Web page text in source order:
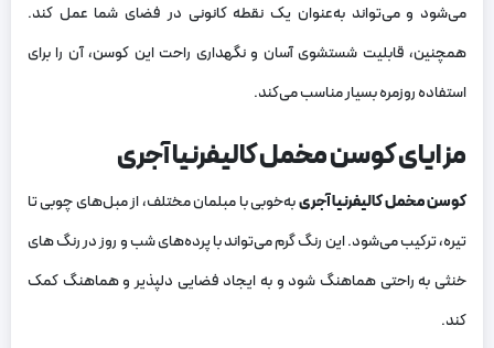
می‌شود و می‌تواند به‌عنوان یک نقطه کانونی در فضای شما عمل کند.
همچنین، قابلیت شستشوی آسان و نگهداری راحت این کوسن، آن را برای
استفاده روزمره بسیار مناسب می‌کند.
مزایای کوسن مخمل کالیفرنیا آجری
کوسن مخمل کالیفرنیا آجریبه‌خوبی با مبلمان مختلف، از مبل‌های چوبی تا
تیره، ترکیب می‌شود. این رنگ گرم می‌تواند با پرده‌های شب و روز در رنگ های
خنثی به راحتی هماهنگ شود و به ایجاد فضایی دلپذیر و هماهنگ کمک
کند.